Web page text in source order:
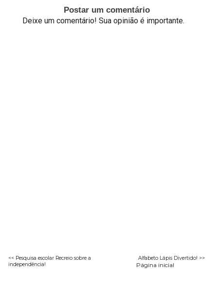
Postar um comentário
Deixe um comentário! Sua opinião é importante.
<< Pesquisa escolar Recreio sobre a
independência!
Alfabeto Lápis Divertido! >>
Página inicial